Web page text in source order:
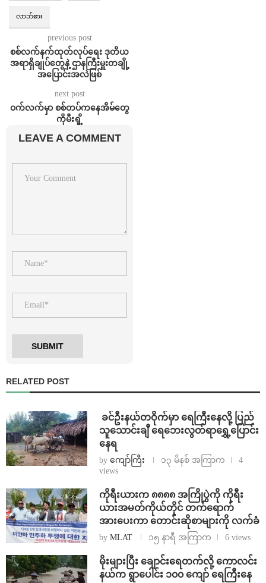
လာဘ်စား
previous post
စစ်လက်နက်ထုတ်လုပ်ရေး ဒုတိယ
အရာရှိချုပ်တွေနဲ့ ဌာနကြီးမှူးတချို့
အပြောင်းအလဲဖြစ်
next post
ဝက်လက်မှာ စစ်တပ်ကနေအိမ်တွေ
ကိုမီးရှို့
LEAVE A COMMENT
RELATED POST
⁩ ⁨ခင်ဦးနယ်တဝိုက်မှာ ရေကြီးနေလို့ ပြည်
သူသောင်းချီ ရေဘေးလွတ်ရာရွှေ့ပြောင်း
နေရ
by ကျော်ကြီး ၁၃ မိနစ် အကြာက
4
views
ကိုရီးယားက ၈၈၈၈ အကြိုပွဲကို ကိုရီး
ယားအမတ်ကိုယ်တိုင် တက်ရောက်
အားပေးကာ တောင်းဆိုစာများကို လက်ခံ
by MLAT ၁၅ နာရီ အကြာက 6 views
⁨မိုးများပြီး ချောင်းရေတက်လို့ ကောလင်း
နယ်က ရွာပေါင်း ၁၀၀ ကျော် ရေကြီးနေ